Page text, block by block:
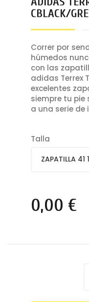
Sujetador deportivo
CBLACK/
Correr por
húmedos
con las
adidas Terrex
excelentes
siempre tu pie
a una serie de
Talla
0,00 €